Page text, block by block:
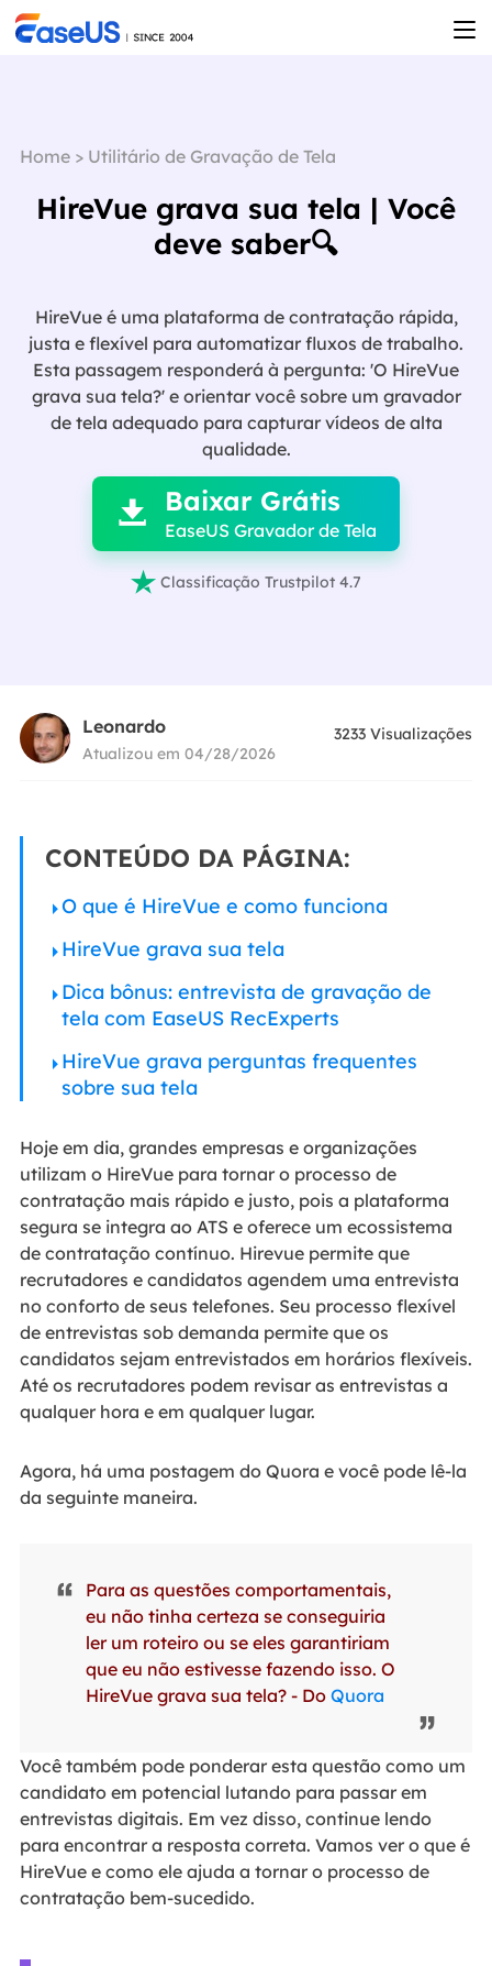
Home> Utilitário de Gravação de Tela
HireVue grava sua tela | Você
deve saber🔍
HireVue é uma plataforma de contratação rápida,
justa e flexível para automatizar fluxos de trabalho.
Esta passagem responderá à pergunta: 'O HireVue
grava sua tela?' e orientar você sobre um gravador
de tela adequado para capturar vídeos de alta
qualidade.

 Baixar Grátis
EaseUS Gravador de Tela
 Classificação Trustpilot 4.7
Leonardo
Atualizou em 04/28/2026
3233 Visualizações
CONTEÚDO DA PÁGINA:
O que é HireVue e como funciona
HireVue grava sua tela
Dica bônus: entrevista de gravação de
tela com EaseUS RecExperts
HireVue grava perguntas frequentes
sobre sua tela
Hoje em dia, grandes empresas e organizações
utilizam o HireVue para tornar o processo de
contratação mais rápido e justo, pois a plataforma
segura se integra ao ATS e oferece um ecossistema
de contratação contínuo. Hirevue permite que
recrutadores e candidatos agendem uma entrevista
no conforto de seus telefones. Seu processo flexível
de entrevistas sob demanda permite que os
candidatos sejam entrevistados em horários flexíveis.
Até os recrutadores podem revisar as entrevistas a
qualquer hora e em qualquer lugar.
Agora, há uma postagem do Quora e você pode lê-la
da seguinte maneira.
Para as questões comportamentais,
eu não tinha certeza se conseguiria
ler um roteiro ou se eles garantiriam
que eu não estivesse fazendo isso. O
HireVue grava sua tela? - Do Quora
Você também pode ponderar esta questão como um
candidato em potencial lutando para passar em
entrevistas digitais. Em vez disso, continue lendo
para encontrar a resposta correta. Vamos ver o que é
HireVue e como ele ajuda a tornar o processo de
contratação bem-sucedido.